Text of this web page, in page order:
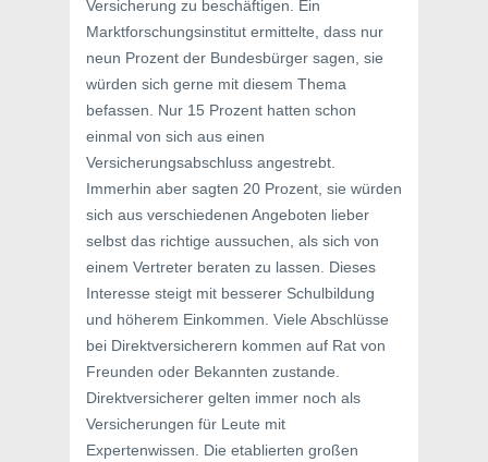
Versicherung zu beschäftigen. Ein
Marktforschungsinstitut ermittelte, dass nur
neun Prozent der Bundesbürger sagen, sie
würden sich gerne mit diesem Thema
befassen. Nur 15 Prozent hatten schon
einmal von sich aus einen
Versicherungsabschluss angestrebt.
Immerhin aber sagten 20 Prozent, sie würden
sich aus verschiedenen Angeboten lieber
selbst das richtige aussuchen, als sich von
einem Vertreter beraten zu lassen. Dieses
Interesse steigt mit besserer Schulbildung
und höherem Einkommen. Viele Abschlüsse
bei Direktversicherern kommen auf Rat von
Freunden oder Bekannten zustande.
Direktversicherer gelten immer noch als
Versicherungen für Leute mit
Expertenwissen. Die etablierten großen